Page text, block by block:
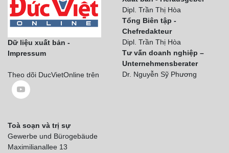
Dữ liệu xuất bản -
Impressum
Theo dõi DucVietOnline trên
Dipl. Trần Thị Hòa
Tổng Biên tập -
Chefredakteur
Dipl. Trần Thị Hòa
Tư vấn doanh nghiệp –
Unternehmensberater
Dr. Nguyễn Sỹ Phương
Toà soạn và trị sự
Gewerbe und Bürogebäude
Maximilianallee 13